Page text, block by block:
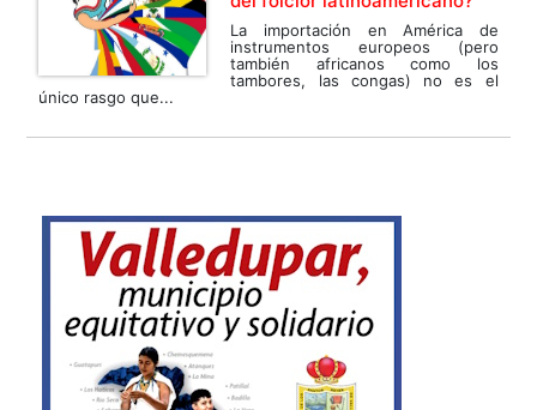
La importación en América de
instrumentos europeos (pero
también africanos como los
tambores, las congas) no es el
único rasgo que...